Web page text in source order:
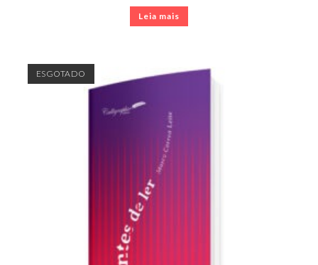
Leia mais
ESGOTADO